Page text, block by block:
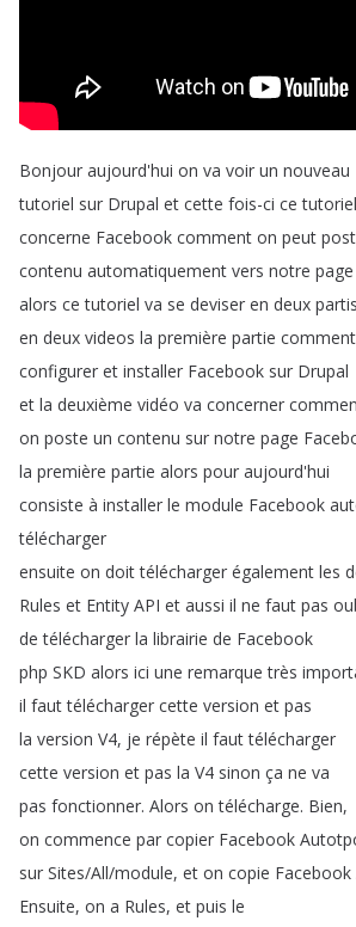
Bonjour aujourd'hui on va voir un nouveau
tutoriel sur Drupal et cette fois-ci ce tutoriel
concerne Facebook comment on peut
contenu automatiquement vers notre page
alors ce tutoriel va se deviser en deux partis
en deux videos la première partie comment
configurer et installer Facebook sur Drupal
et la deuxième vidéo va concerner
on poste un contenu sur notre page
la première partie alors pour aujourd'hui
consiste à installer le module Facebook
télécharger
ensuite on doit télécharger également les
Rules et Entity API et aussi il ne faut pas
de télécharger la librairie de Facebook
php SKD alors ici une remarque très
il faut télécharger cette version et pas
la version V4, je répète il faut télécharger
cette version et pas la V4 sinon ça ne va
pas fonctionner. Alors on télécharge. Bien,
on commence par copier Facebook
sur Sites/All/module, et on copie Facebook
Ensuite, on a Rules, et puis le